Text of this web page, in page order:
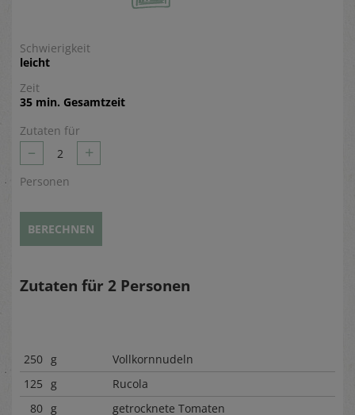
Schwierigkeit
leicht
Zeit
35 min. Gesamtzeit
Zutaten für
– 2 +
Personen
BERECHNEN
Zutaten für 2 Personen
250 g
Vollkornnudeln
125 g
Rucola
80 g getrocknete Tomaten